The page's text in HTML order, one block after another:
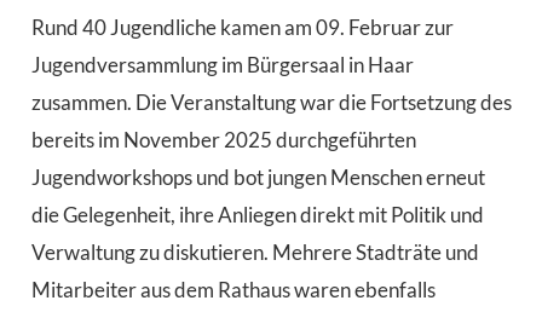
Rund 40 Jugendliche kamen am 09. Februar zur
Jugendversammlung im Bürgersaal in Haar
zusammen. Die Veranstaltung war die Fortsetzung des
bereits im November 2025 durchgeführten
Jugendworkshops und bot jungen Menschen erneut
die Gelegenheit, ihre Anliegen direkt mit Politik und
Verwaltung zu diskutieren. Mehrere Stadträte und
Mitarbeiter aus dem Rathaus waren ebenfalls